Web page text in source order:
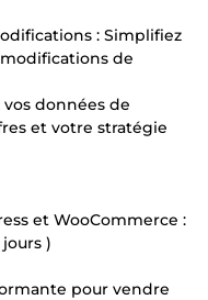
: Simplifiez
de
données de
et votre stratégie
et WooCommerce :
)
pour vendre